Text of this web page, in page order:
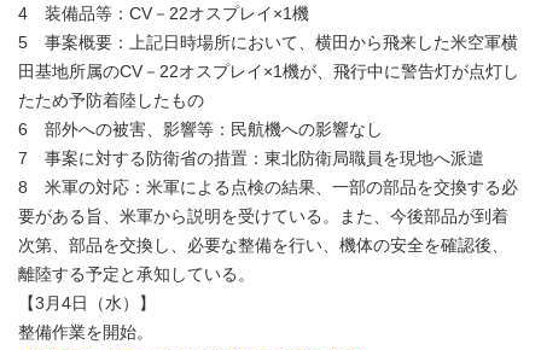
4 装備品等：CV－22オスプレイ×1機
5 事案概要：上記日時場所において、横田から飛来した米空軍横
田基地所属のCV－22オスプレイ×1機が、飛行中に警告灯が点灯し
たため予防着陸したもの
6 部外への被害、影響等：民航機への影響なし
7 事案に対する防衛省の措置：東北防衛局職員を現地へ派遣
8 米軍の対応：米軍による点検の結果、一部の部品を交換する必
要がある旨、米軍から説明を受けている。また、今後部品が到着
次第、部品を交換し、必要な整備を行い、機体の安全を確認後、
離陸する予定と承知している。
【3月4日（水）】
整備作業を開始。